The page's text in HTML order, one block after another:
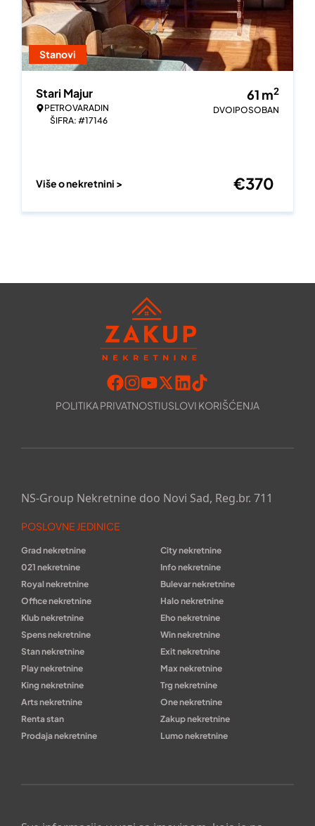
Stanovi
Stari Majur
PETROVARADIN
ŠIFRA: #17146
61 m2
DVOIPOSOBAN
Više o nekretnini > €370
POLITIKA PRIVATNOSTIUSLOVI KORIŠĆENJA
NS-Group Nekretnine doo Novi Sad, Reg.br. 711
POSLOVNE JEDINICE
Grad nekretnine
City nekretnine
021 nekretnine
Info nekretnine
Royal nekretnine
Bulevar nekretnine
Office nekretnine
Halo nekretnine
Klub nekretnine
Eho nekretnine
Spens nekretnine
Win nekretnine
Stan nekretnine
Exit nekretnine
Play nekretnine
Max nekretnine
King nekretnine
Trg nekretnine
Arts nekretnine
One nekretnine
Renta stan
Zakup nekretnine
Prodaja nekretnine
Lumo nekretnine